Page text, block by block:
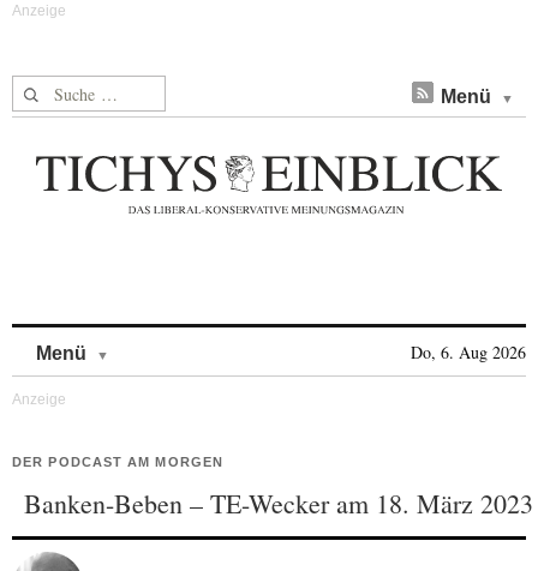
Suche nach: Menü
Menü Do, 6. Aug 2026
DER PODCAST AM MORGEN
Banken-Beben – TE-Wecker am 18. März 2023